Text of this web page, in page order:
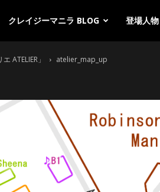
クレイジーマニラ BLOG 登場人物
ATELIER」 atelier_map_up